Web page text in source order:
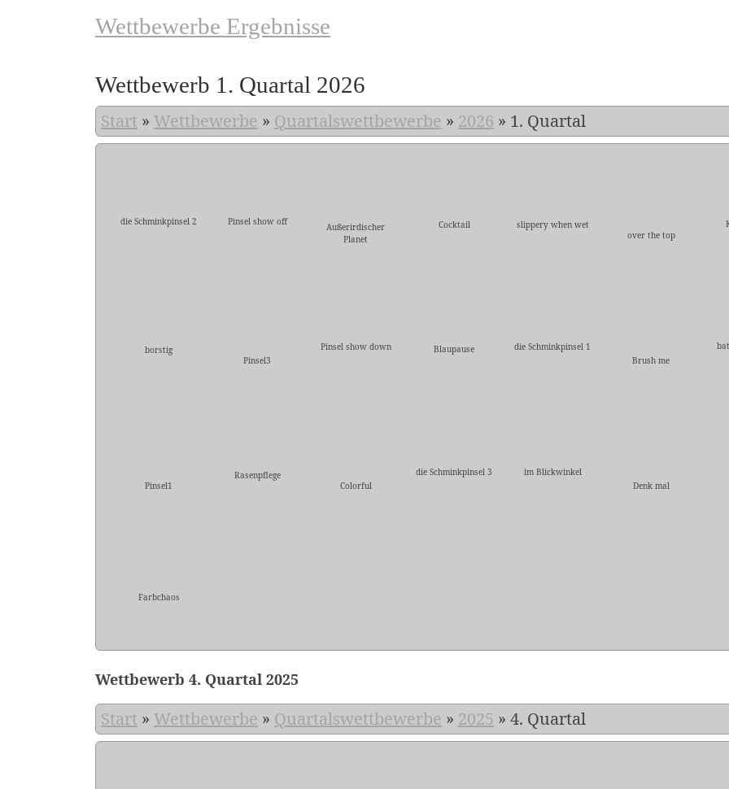
Wettbewerbe Ergebnisse
Wettbewerb 1. Quartal 2026
Start » Wettbewerbe » Quartalswettbewerbe » 2026 » 1. Quartal
die Schminkpinsel 2 Pinsel show off
Außerirdischer
Planet
Cocktail
slippery when wet
over the top
borstig
Pinsel3
Pinsel show down Blaupause
die Schminkpinsel 1
Brush me
Pinsel1
Rasenpflege
Colorful
die Schminkpinsel 3
im Blickwinkel
Denk mal
Farbchaos
Wettbewerb 4. Quartal 2025
Start » Wettbewerbe » Quartalswettbewerbe » 2025 » 4. Quartal